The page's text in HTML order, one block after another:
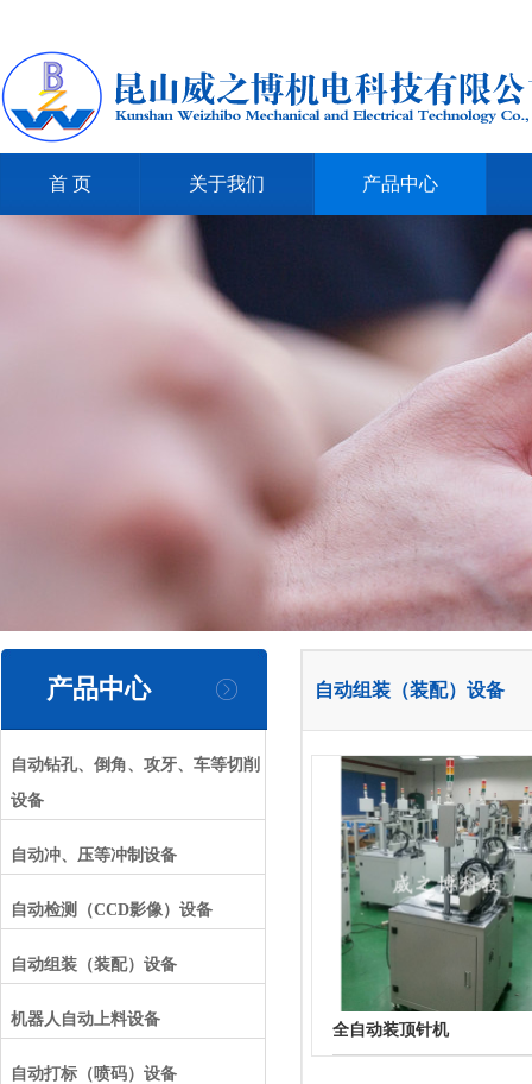
首 页 关于我们 产品中心
产品中心
自动钻孔、倒角、攻牙、车等切削
设备
自动冲、压等冲制设备
自动检测（CCD影像）设备
自动组装（装配）设备
机器人自动上料设备
自动打标（喷码）设备
自动组装（装配）设备
全自动装顶针机